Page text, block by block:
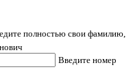
полностью свои фамилию,
Введите номер